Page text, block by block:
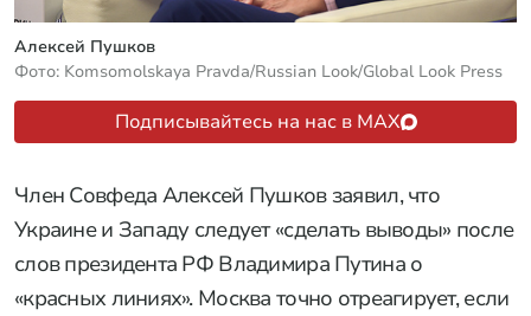
Алексей Пушков
Фото: Komsomolskaya Pravda/Russian Look/Global Look Press
Подписывайтесь на нас в MAX
Член Совфеда Алексей Пушков заявил, что
Украине и Западу следует «сделать выводы» после
слов президента РФ Владимира Путина о
«красных линиях». Москва точно отреагирует, если